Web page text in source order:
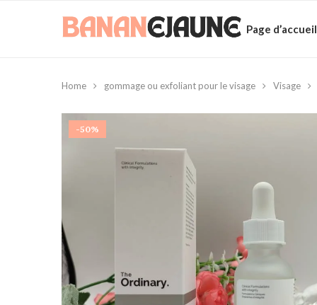
Page d’accueil
Home gommage ou exfoliant pour le visage Visage
-50%